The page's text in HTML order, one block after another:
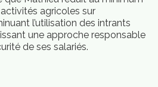
agricoles sur
l’utilisation des intrants
une approche responsable
de ses salariés.